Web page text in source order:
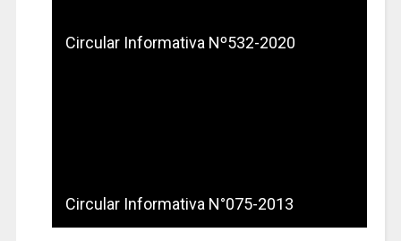
Circular Informativa Nº532-2020
Circular Informativa N°075-2013